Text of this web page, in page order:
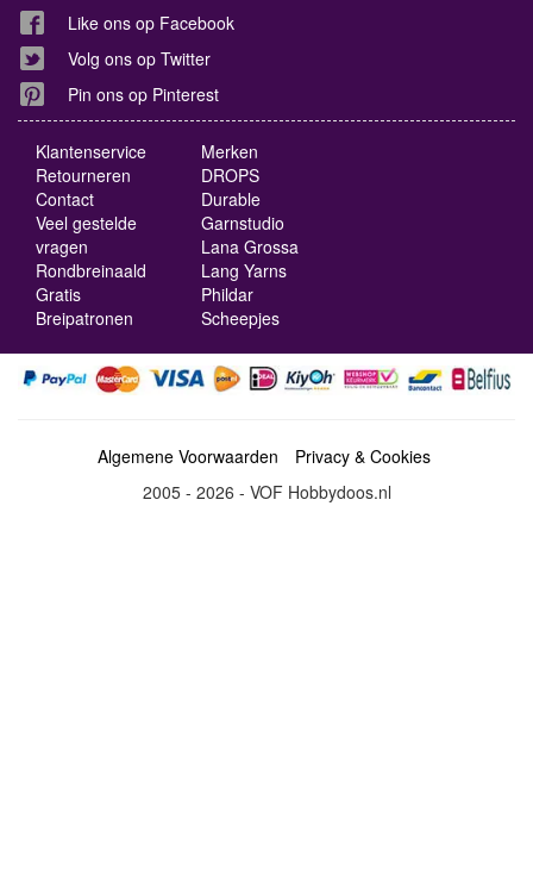
Like ons op Facebook
Volg ons op Twitter
Pin ons op Pinterest
Klantenservice
Retourneren
Contact
Veel gestelde
vragen
Rondbreinaald
Gratis
Breipatronen
Merken
DROPS
Durable
Garnstudio
Lana Grossa
Lang Yarns
Phildar
Scheepjes
Algemene Voorwaarden
Privacy & Cookies
2005 - 2026 - VOF Hobbydoos.nl